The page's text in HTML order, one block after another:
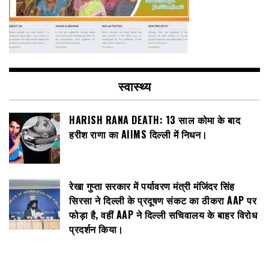
स्वास्थ्य
HARISH RANA DEATH: 13 साल कोमा के बाद
हरीश राणा का AIIMS दिल्ली में निधन।
रेखा गुप्ता सरकार में पर्यावरण मंत्री मंजिंदर सिंह
सिरसा ने दिल्ली के प्रदूषण संकट का ठीकरा AAP पर
फोड़ा है, वहीं AAP ने दिल्ली सचिवालय के बाहर विरोध
प्रदर्शन किया।